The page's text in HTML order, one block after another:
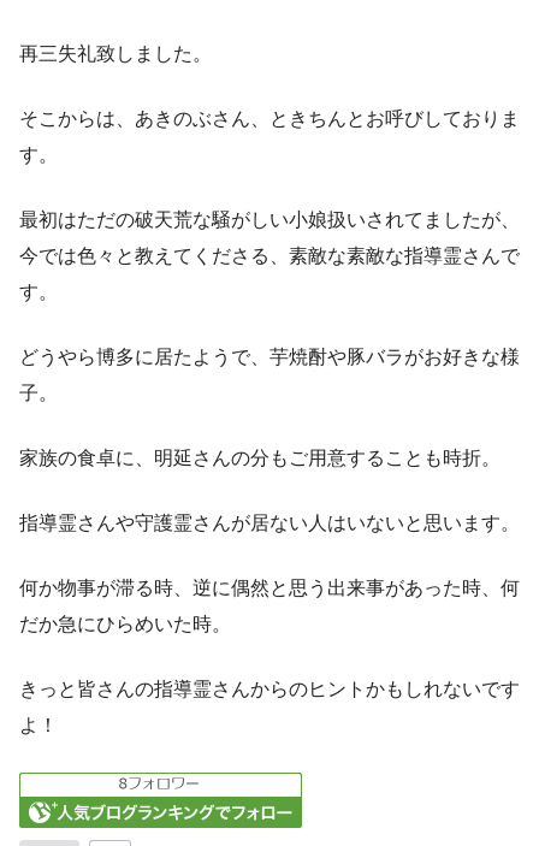
再三失礼致しました。
そこからは、あきのぶさん、ときちんとお呼びしておりま
す。
最初はただの破天荒な騒がしい小娘扱いされてましたが、
今では色々と教えてくださる、素敵な素敵な指導霊さんで
す。
どうやら博多に居たようで、芋焼酎や豚バラがお好きな様
子。
家族の食卓に、明延さんの分もご用意することも時折。
指導霊さんや守護霊さんが居ない人はいないと思います。
何か物事が滞る時、逆に偶然と思う出来事があった時、何
だか急にひらめいた時。
きっと皆さんの指導霊さんからのヒントかもしれないです
よ！